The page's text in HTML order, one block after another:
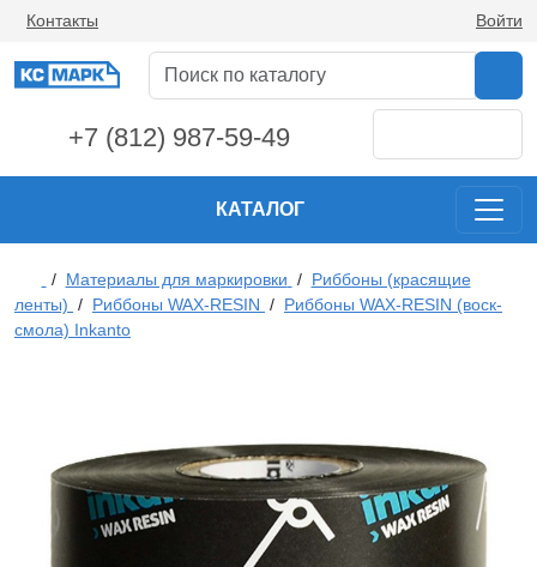
Контакты Войти
+7 (812) 987-59-49
КАТАЛОГ
/ Материалы для маркировки / Риббоны (красящие
ленты) / Риббоны WAX-RESIN / Риббоны WAX-RESIN (воск-
смола) Inkanto